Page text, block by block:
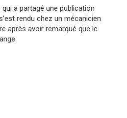
a partagé une publication
rendu chez un mécanicien
après avoir remarqué que le